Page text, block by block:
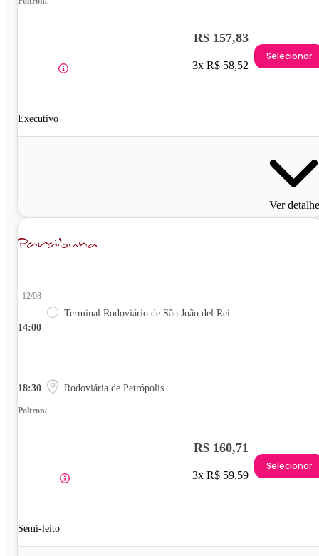
Executivo
R$ 157,83
3x R$ 58,52
Selecionar
Ver
14:00
12/08
Terminal Rodoviário de São João del Rei
18:30 Rodoviária de Petrópolis
Poltrona
Semi-leito
R$ 160,71
3x R$ 59,59
Selecionar